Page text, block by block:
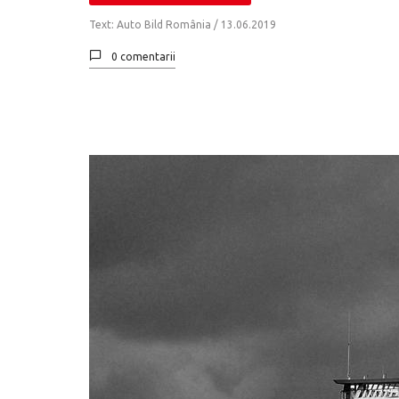
Text: Auto Bild România / 13.06.2019
0 comentarii